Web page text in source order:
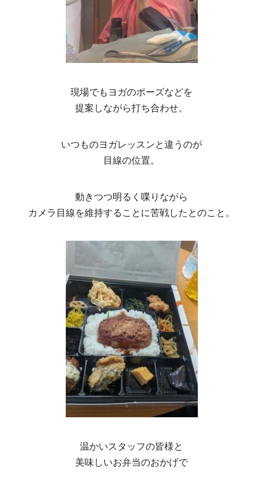
現場でもヨガのポーズなどを
提案しながら打ち合わせ。
いつものヨガレッスンと違うのが
目線の位置。
動きつつ明るく喋りながら
カメラ目線を維持することに苦戦したとのこと。
温かいスタッフの皆様と
美味しいお弁当のおかげで